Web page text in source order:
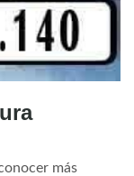
más